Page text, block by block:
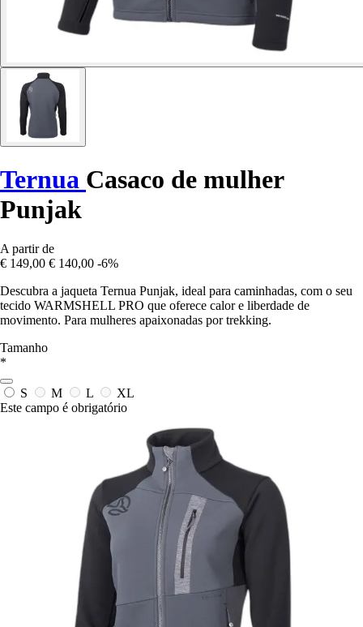
Ternua Casaco de mulher
Punjak
A partir de
€ 149,00 € 140,00 -6%
Descubra a jaqueta Ternua Punjak, ideal para caminhadas, com o seu
tecido WARMSHELL PRO que oferece calor e liberdade de
movimento. Para mulheres apaixonadas por trekking.
Tamanho
*
S M L
XL
Este campo é obrigatório